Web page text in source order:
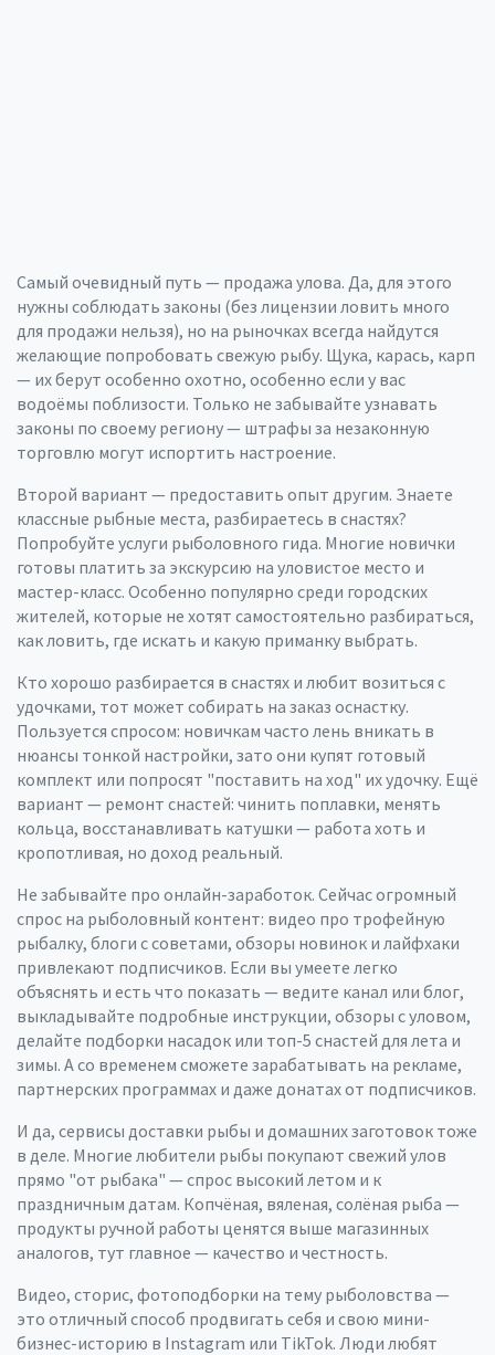
Самый очевидный путь — продажа улова. Да, для этого
нужны соблюдать законы (без лицензии ловить много
для продажи нельзя), но на рыночках всегда найдутся
желающие попробовать свежую рыбу. Щука, карась, карп
— их берут особенно охотно, особенно если у вас
водоёмы поблизости. Только не забывайте узнавать
законы по своему региону — штрафы за незаконную
торговлю могут испортить настроение.
Второй вариант — предоставить опыт другим. Знаете
классные рыбные места, разбираетесь в снастях?
Попробуйте услуги рыболовного гида. Многие новички
готовы платить за экскурсию на уловистое место и
мастер-класс. Особенно популярно среди городских
жителей, которые не хотят самостоятельно разбираться,
как ловить, где искать и какую приманку выбрать.
Кто хорошо разбирается в снастях и любит возиться с
удочками, тот может собирать на заказ оснастку.
Пользуется спросом: новичкам часто лень вникать в
нюансы тонкой настройки, зато они купят готовый
комплект или попросят "поставить на ход" их удочку. Ещё
вариант — ремонт снастей: чинить поплавки, менять
кольца, восстанавливать катушки — работа хоть и
кропотливая, но доход реальный.
Не забывайте про онлайн-заработок. Сейчас огромный
спрос на рыболовный контент: видео про трофейную
рыбалку, блоги с советами, обзоры новинок и лайфхаки
привлекают подписчиков. Если вы умеете легко
объяснять и есть что показать — ведите канал или блог,
выкладывайте подробные инструкции, обзоры с уловом,
делайте подборки насадок или топ-5 снастей для лета и
зимы. А со временем сможете зарабатывать на рекламе,
партнерских программах и даже донатах от подписчиков.
И да, сервисы доставки рыбы и домашних заготовок тоже
в деле. Многие любители рыбы покупают свежий улов
прямо "от рыбака" — спрос высокий летом и к
праздничным датам. Копчёная, вяленая, солёная рыба —
продукты ручной работы ценятся выше магазинных
аналогов, тут главное — качество и честность.
Видео, сторис, фотоподборки на тему рыболовства —
это отличный способ продвигать себя и свою мини-
бизнес-историю в Instagram или TikTok. Люди любят